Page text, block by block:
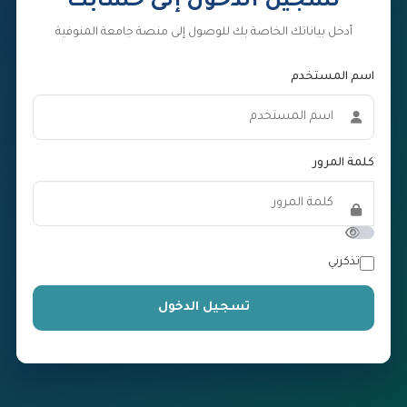
أدخل بياناتك الخاصة بك للوصول إلى منصة جامعة المنوفية
اسم المستخدم
كلمة المرور
تذكرني
تسجيل الدخول